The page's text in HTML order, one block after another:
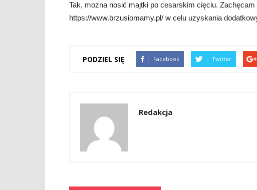
Tak, można nosić majtki po cesarskim cięciu.
https://www.brzusiomamy.pl/ w celu uzyskania
PODZIEL SIĘ Facebook Twitter
Redakcja